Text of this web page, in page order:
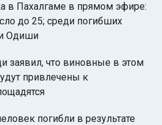
в Пахалгаме в прямом эфире:
до 25; среди погибших
и Одиши
заявил, что виновные в этом
привлечены к
погибли в результате